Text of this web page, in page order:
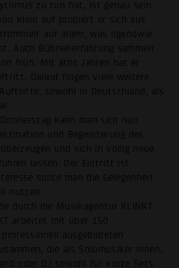
zu tun hat, ist genau sein
klein auf probiert er sich aus
auf allem, was irgendwie
Auch Bühnenerfahrung sammelt
früh. Mit acht Jahren hat er
Darauf folgen viele weitere
sowohl in Deutschland, als
kann man sich nun
und Begeisterung des
und sich in völlig neue
lassen. Der Eintritt ist
sollte man die Gelegenheit
nutzen.
durch die Musikagentur KLINKT
arbeitet mit über 150
ausgebildeten
die als Solomusiker:innen,
oder DJ sowohl für kurze Sets